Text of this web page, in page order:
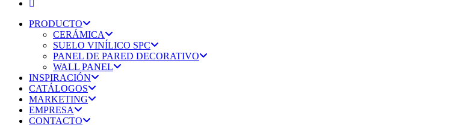
PRODUCTO
CERÁMICA
SUELO VINÍLICO SPC
PANEL DE PARED DECORATIVO
WALL PANEL
INSPIRACIÓN
CATÁLOGOS
MARKETING
EMPRESA
CONTACTO